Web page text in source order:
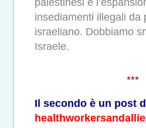
palestinesi e
insediamenti illegali da
israeliano. Dobbiamo
Israele.
***
Il secondo è un post